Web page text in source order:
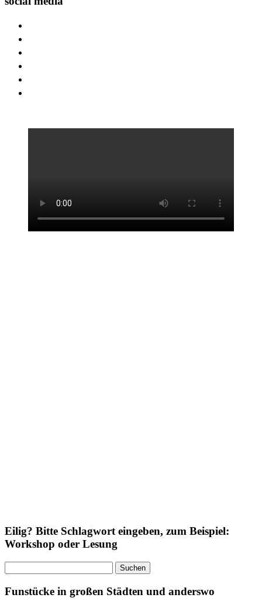
Eilig? Bitte Schlagwort eingeben, zum Beispiel:
Workshop oder Lesung
nach:
Funstücke in großen Städten und anderswo